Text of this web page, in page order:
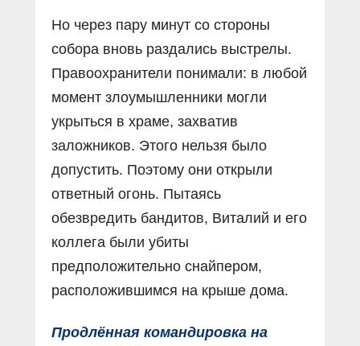
Но через пару минут со стороны
собора вновь раздались выстрелы.
Правоохранители понимали: в любой
момент злоумышленники могли
укрыться в храме, захватив
заложников. Этого нельзя было
допустить. Поэтому они открыли
ответный огонь. Пытаясь
обезвредить бандитов, Виталий и его
коллега были убиты
предположительно снайпером,
расположившимся на крыше дома.
Продлённая командировка на